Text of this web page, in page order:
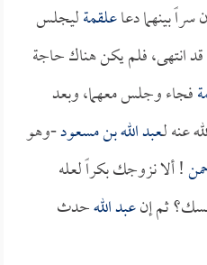
بينهما دعاعلقمةليجلس
قد انتهى، فلم يكن هناك حاجة
فجاء وجلس معهما، وبعد
عنه لـعبد الله بن مسعود-وهو
! ألا نزوجك بكراً لعله
ثم إنعبد اللهحدث